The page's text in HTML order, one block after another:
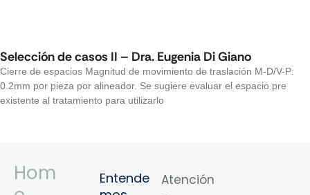
Selección de casos II – Dra. Eugenia Di Giano
Cierre de espacios Magnitud de movimiento de traslación M-D/V-P:
0.2mm por pieza por alineador. Se sugiere evaluar el espacio pre
existente al tratamiento para utilizarlo
Hom
Entende
Atención